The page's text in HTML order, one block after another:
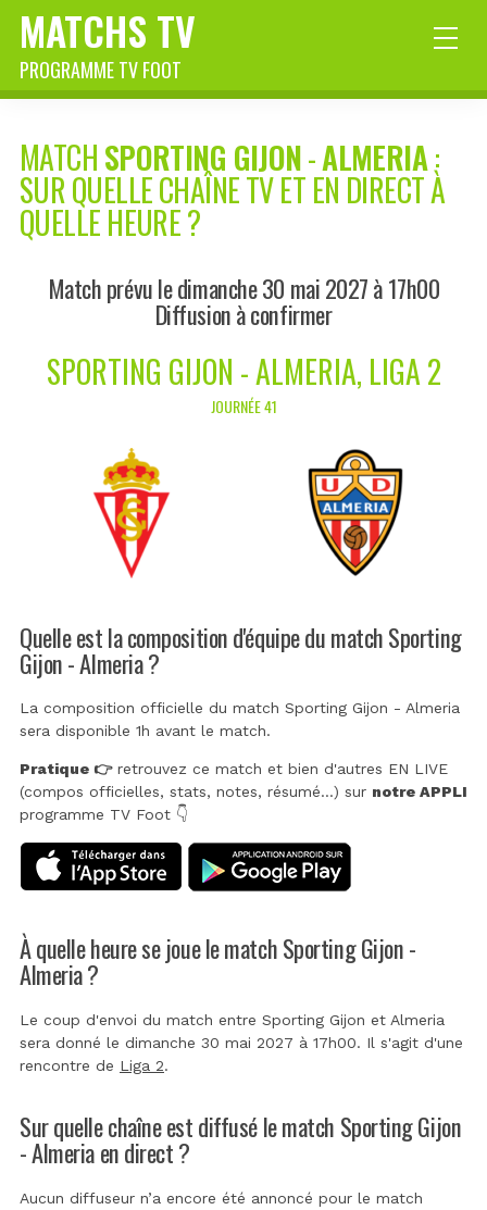
MATCHS TV
PROGRAMME TV FOOT
MATCHSPORTING GIJON-ALMERIA:
SUR QUELLE CHAÎNE TV ET EN DIRECT À
QUELLE HEURE ?
Match prévu le dimanche 30 mai 2027 à 17h00
Diffusion à confirmer
SPORTING GIJON - ALMERIA, LIGA 2
JOURNÉE 41
Quelle est la composition d'équipe du match Sporting
Gijon - Almeria ?
La composition officielle du match Sporting Gijon - Almeria
sera disponible 1h avant le match.
Pratique 👉retrouvez ce match et bien d'autres EN LIVE
(compos officielles, stats, notes, résumé...) sur notre APPLI
programme TV Foot 👇
À quelle heure se joue le match Sporting Gijon -
Almeria ?
Le coup d'envoi du match entre Sporting Gijon et Almeria
sera donné le dimanche 30 mai 2027 à 17h00. Il s'agit d'une
rencontre de Liga 2.
Sur quelle chaîne est diffusé le match Sporting Gijon
- Almeria en direct ?
Aucun diffuseur n’a encore été annoncé pour le match